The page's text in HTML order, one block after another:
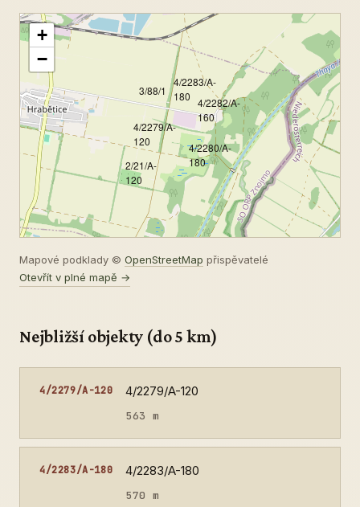
3/88/1
4/2279/A-
120
4/2283/A-
180 4/2282/A-
160
2/21/A-
120
4/2280/A-
180
+
−
Mapové podklady © OpenStreetMap přispěvatelé
Otevřít v plné mapě →
Nejbližší objekty (do 5 km)
4/2279/A-120 4/2279/A-120
563 m
4/2283/A-180 4/2283/A-180
570 m